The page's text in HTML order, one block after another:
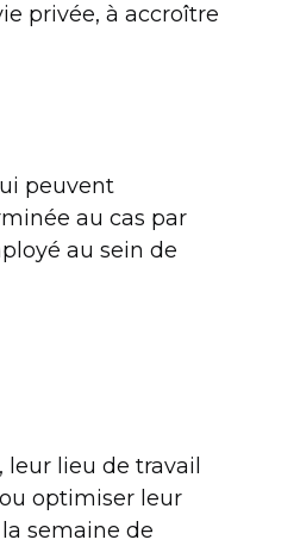
privée, à accroître
peuvent
au cas par
au sein de
lieu de travail
optimiser leur
semaine de